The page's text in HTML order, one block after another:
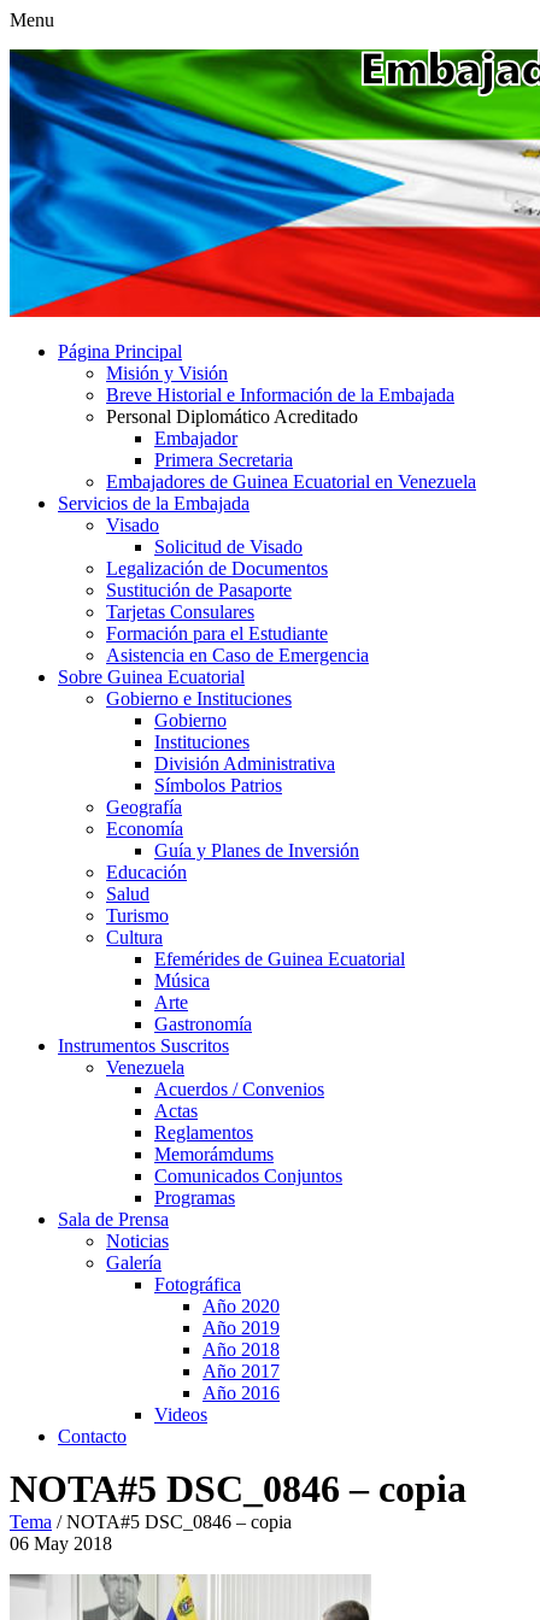
Menu
Página Principal
Misión y Visión
Breve Historial e Información de la Embajada
Personal Diplomático Acreditado
Embajador
Primera Secretaria
Embajadores de Guinea Ecuatorial en Venezuela
Servicios de la Embajada
Visado
Solicitud de Visado
Legalización de Documentos
Sustitución de Pasaporte
Tarjetas Consulares
Formación para el Estudiante
Asistencia en Caso de Emergencia
Sobre Guinea Ecuatorial
Gobierno e Instituciones
Gobierno
Instituciones
División Administrativa
Símbolos Patrios
Geografía
Economía
Guía y Planes de Inversión
Educación
Salud
Turismo
Cultura
Efemérides de Guinea Ecuatorial
Música
Arte
Gastronomía
Instrumentos Suscritos
Venezuela
Acuerdos / Convenios
Actas
Reglamentos
Memorámdums
Comunicados Conjuntos
Programas
Sala de Prensa
Noticias
Galería
Fotográfica
Año 2020
Año 2019
Año 2018
Año 2017
Año 2016
Videos
Contacto
NOTA#5 DSC_0846 – copia
Tema /NOTA#5 DSC_0846 – copia
06 May 2018